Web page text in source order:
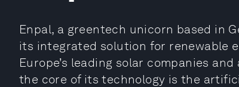
Enpal, a greentech unicorn based in
its integrated solution for renewable
Europe’s leading solar companies
the core of its technology is the